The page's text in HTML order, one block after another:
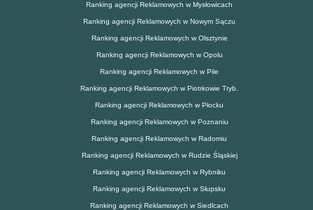
Ranking agencji Reklamowych w Mysłowicach
Ranking agencji Reklamowych w Nowym Sączu
Ranking agencji Reklamowych w Olsztynie
Ranking agencji Reklamowych w Opolu
Ranking agencji Reklamowych w Pile
Ranking agencji Reklamowych w Piotrkowie Tryb.
Ranking agencji Reklamowych w Płocku
Ranking agencji Reklamowych w Poznaniu
Ranking agencji Reklamowych w Radomiu
Ranking agencji Reklamowych w Rudzie Śląskiej
Ranking agencji Reklamowych w Rybniku
Ranking agencji Reklamowych w Słupsku
Ranking agencji Reklamowych w Siedlcach